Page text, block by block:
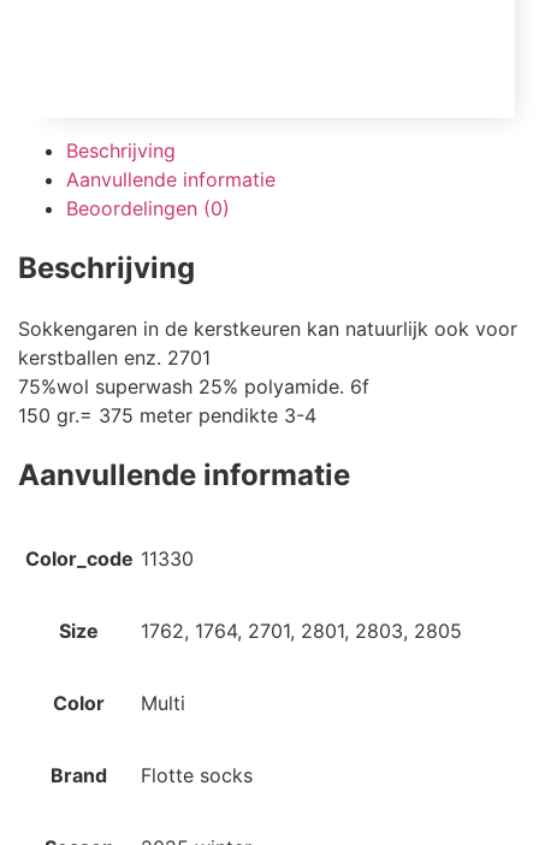
Beschrijving
Aanvullende informatie
Beoordelingen (0)
Beschrijving
Sokkengaren in de kerstkeuren kan natuurlijk ook voor
kerstballen enz. 2701
75%wol superwash 25% polyamide. 6f
150 gr.= 375 meter pendikte 3-4
Aanvullende informatie
Color_code 11330
Size 1762, 1764, 2701, 2801, 2803, 2805
Color Multi
Brand Flotte socks